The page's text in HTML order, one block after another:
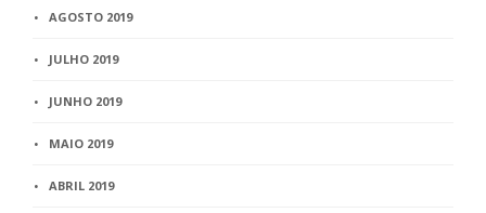
AGOSTO 2019
JULHO 2019
JUNHO 2019
MAIO 2019
ABRIL 2019